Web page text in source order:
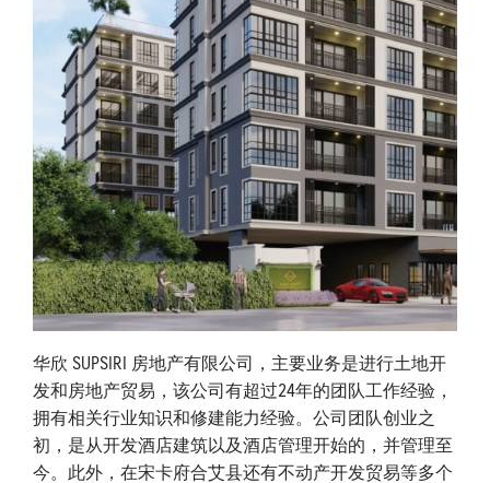
华欣 SUPSIRI 房地产有限公司，主要业务是进行土地开
发和房地产贸易，该公司有超过24年的团队工作经验，
拥有相关行业知识和修建能力经验。公司团队创业之
初，是从开发酒店建筑以及酒店管理开始的，并管理至
今。此外，在宋卡府合艾县还有不动产开发贸易等多个